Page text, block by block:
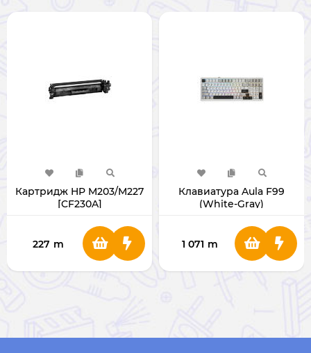
Картридж HP M203/M227
[CF230A]
227 m
Клавиатура Aula F99
(White-Gray)
1 071 m